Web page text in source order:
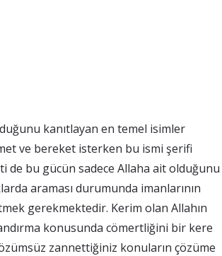
kanıtlayan en temel isimler
ve bereket isterken bu ismi şerifi
de bu gücün sadece Allaha ait olduğunu
araması durumunda imanlarının
gerekmektedir. Kerim olan Allahın
konusunda cömertliğini bir kere
zannettiğiniz konuların çözüme